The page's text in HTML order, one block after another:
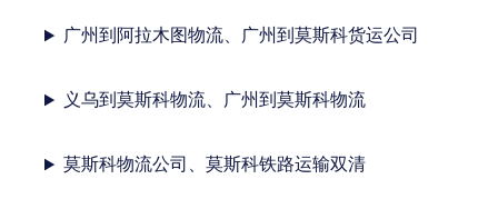
广州到阿拉木图物流、广州到莫斯科货运公司
义乌到莫斯科物流、广州到莫斯科物流
莫斯科物流公司、莫斯科铁路运输双清